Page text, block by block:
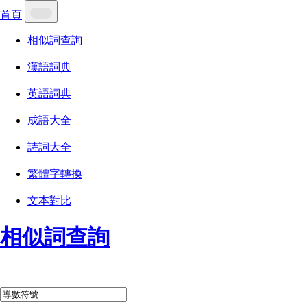
首頁
相似詞查詢
漢語詞典
英語詞典
成語大全
詩詞大全
繁體字轉換
文本對比
相似詞查詢